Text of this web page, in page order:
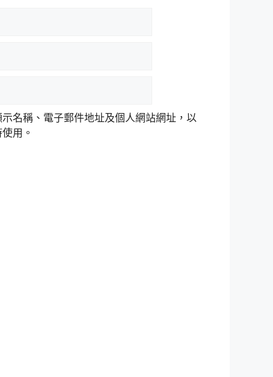
名稱、電子郵件地址及個人網站網址，以
用。